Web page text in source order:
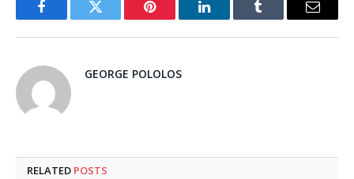
FacebookTwitter Pinterest LinkedInTumblr Email
GEORGE POLOLOS
RELATED POSTS